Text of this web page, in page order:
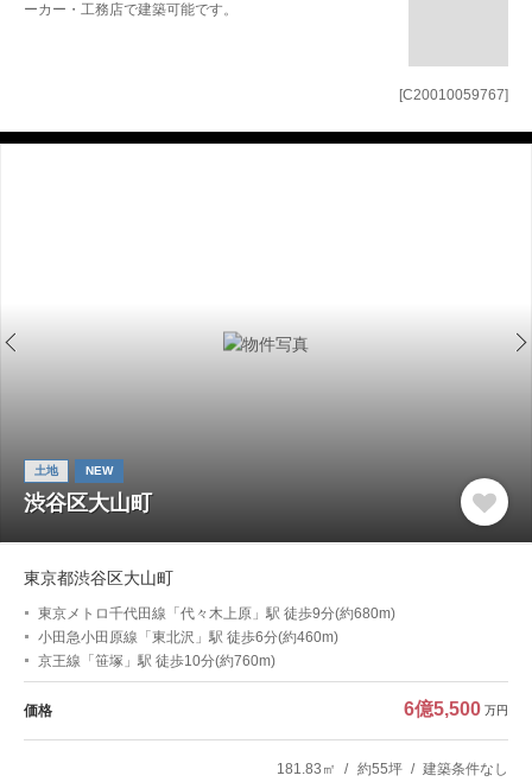
[C20010059767]
ーカー・工務店で建築可能です。
土地 NEW
渋谷区大山町
東京都渋谷区大山町
東京メトロ千代田線「代々木上原」駅 徒歩9分(約680m)
小田急小田原線「東北沢」駅 徒歩6分(約460m)
京王線「笹塚」駅 徒歩10分(約760m)
価格 6億5,500 万円
181.83㎡ 約55坪 建築条件なし